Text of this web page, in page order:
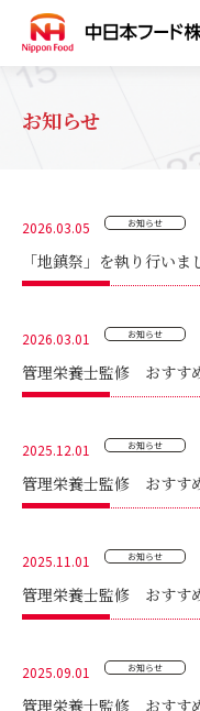
トップ
事業案内
会社案内
お知らせ
2026.03.05 お知らせ
「地鎮祭」を執り行いま
2026.03.01 お知らせ
管理栄養士監修 おすす
2025.12.01 お知らせ
管理栄養士監修 おすす
2025.11.01 お知らせ
管理栄養士監修 おすす
2025.09.01 お知らせ
管理栄養士監修 おすす